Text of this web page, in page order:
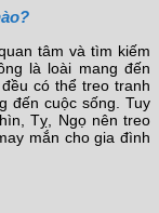
tâm và tìm kiếm
là loài mang đến
có thể treo tranh
đến cuộc sống. Tuy
Tỵ, Ngọ nên treo
mắn cho gia đình